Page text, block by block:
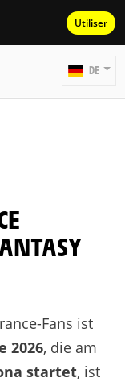
Utiliser
DE
Fans ist
2026, die am
startet, ist